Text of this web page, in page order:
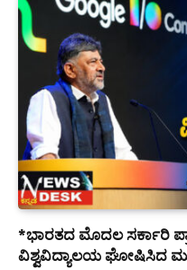
*ಭಾರತದ ಮೊದಲ ಸರ್ಕಾರಿ
ವಿಶ್ವವಿದ್ಯಾಲಯ ಘೋಷಿಸಿದ